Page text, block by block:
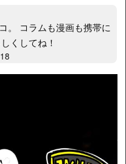
。 コラムも漫画も携帯に
くしてね！